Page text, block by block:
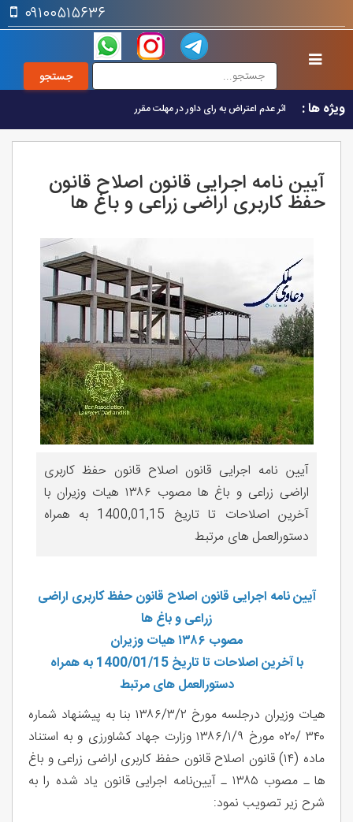
۰۹۱۰۰۵۱۵۶۳۶
ویژه ها : اثر عدم اعتراض به رای داور در مهلت مقرر
آیین نامه اجرایی قانون اصلاح قانون
حفظ کاربری اراضی زراعی و باغ ها
آیین نامه اجرایی قانون اصلاح قانون حفظ کاربری
اراضی زراعی و باغ ها مصوب ۱۳۸۶ هیات وزیران با
آخرین اصلاحات تا تاریخ 1400,01,15 به همراه
دستورالعمل های مرتبط
آیین‌ نامه اجرایی قانون اصلاح قانون حفظ کاربری اراضی
زراعی و باغ ها
مصوب ۱۳۸۶ هیات وزیران
با آخرین اصلاحات تا تاریخ 1400/01/15 به همراه
دستورالعمل های مرتبط
هیات‌ وزیران درجلسه مورخ ۱۳۸۶/۳/۲ بنا به پیشنهاد شماره
۳۴۰ /۰۲۰ مورخ ۱۳۸۶/۱/۹ وزارت جهاد کشاورزی و به استناد
ماده (۱۴) قانون اصلاح قانون حفظ کاربری اراضی زراعی و باغ
ها ـ مصوب ۱۳۸۵ ـ آیین‌نامه اجرایی قانون یاد شده را به
شرح زیر تصویب نمود: